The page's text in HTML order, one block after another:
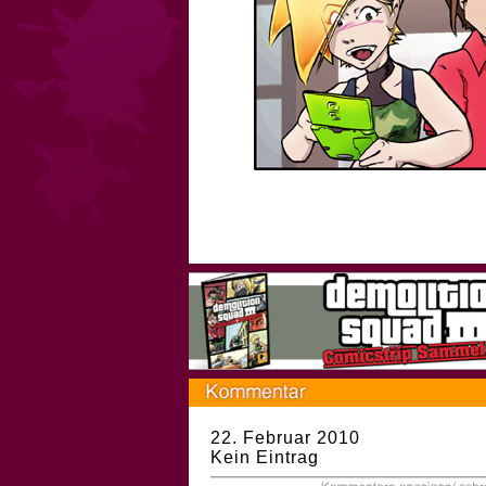
22. Februar 2010
Kein Eintrag